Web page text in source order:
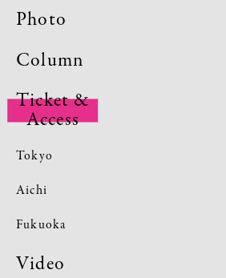
Photo
Column
Ticket &
Access
Tokyo
Aichi
Fukuoka
Video